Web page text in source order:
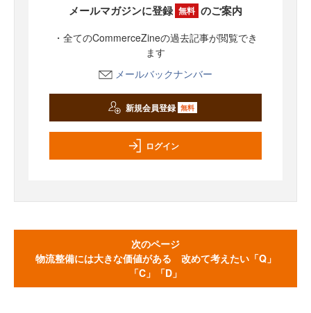
メールマガジンに登録 無料 のご案内
・全てのCommerceZineの過去記事が閲覧でき
ます
メールバックナンバー
新規会員登録 無料
ログイン
次のページ
物流整備には大きな価値がある 改めて考えたい「Q」
「C」「D」